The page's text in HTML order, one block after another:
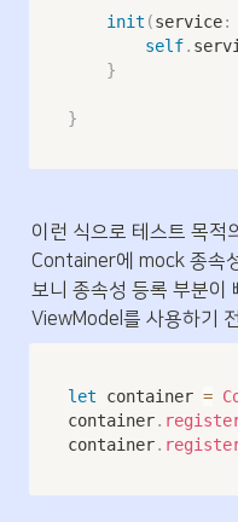
init (service:
self.
}
}
이런 식으로 테스트 목적
Container에 mock 종속
보니 종속성 등록 부분이
ViewModel를 사용하기
let container =
container.
container.